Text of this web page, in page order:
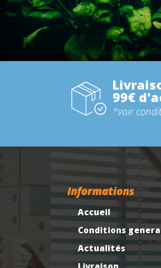
99€
*voir
Informations
Accueil
Conditions
Actualités